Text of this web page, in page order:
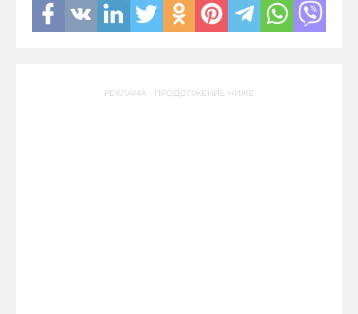
РЕКЛАМА - ПРОДОЛЖЕНИЕ НИЖЕ